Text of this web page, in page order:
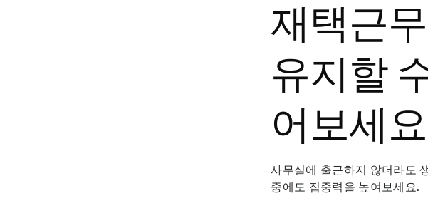
재택근
유지할
어보세요
사무실에 출근하지 않더라도
중에도 집중력을 높여보세요.